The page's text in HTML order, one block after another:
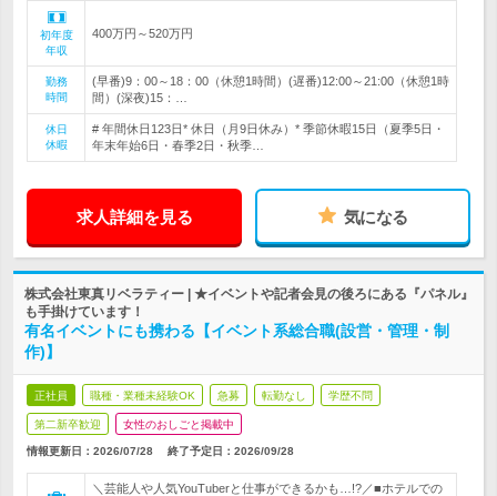
初年度
年収
400万円～520万円
勤務
時間
(早番)9：00～18：00（休憩1時間）(遅番)12:00～21:00（休憩1時
間）(深夜)15：…
休日
休暇
# 年間休日123日* 休日（月9日休み）* 季節休暇15日（夏季5日・
年末年始6日・春季2日・秋季…
求人詳細を見る 気になる
株式会社東真リベラティー | ★イベントや記者会見の後ろにある『パネル』
も手掛けています！
有名イベントにも携わる【イベント系総合職(設営・管理・制
作)】
正社員 職種・業種未経験OK 急募 転勤なし 学歴不問
第二新卒歓迎 女性のおしごと掲載中
情報更新日：2026/07/28 終了予定日： 2026/09/28
＼芸能人や人気YouTuberと仕事ができるかも…!?／■ホテルでの